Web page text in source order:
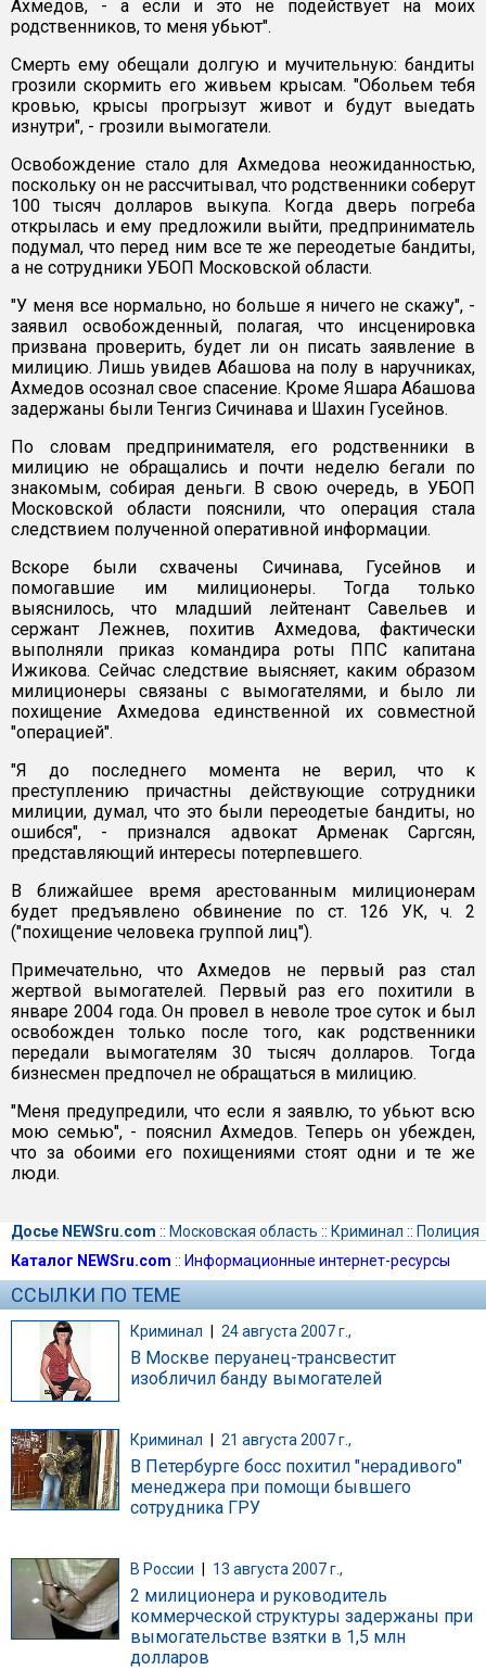
Ахмедов, - а если и это не подействует на моих
родственников, то меня убьют".
Смерть ему обещали долгую и мучительную: бандиты
грозили скормить его живьем крысам. "Обольем тебя
кровью, крысы прогрызут живот и будут выедать
изнутри", - грозили вымогатели.
Освобождение стало для Ахмедова неожиданностью,
поскольку он не рассчитывал, что родственники соберут
100 тысяч долларов выкупа. Когда дверь погреба
открылась и ему предложили выйти, предприниматель
подумал, что перед ним все те же переодетые бандиты,
а не сотрудники УБОП Московской области.
"У меня все нормально, но больше я ничего не скажу", -
заявил освобожденный, полагая, что инсценировка
призвана проверить, будет ли он писать заявление в
милицию. Лишь увидев Абашова на полу в наручниках,
Ахмедов осознал свое спасение. Кроме Яшара Абашова
задержаны были Тенгиз Сичинава и Шахин Гусейнов.
По словам предпринимателя, его родственники в
милицию не обращались и почти неделю бегали по
знакомым, собирая деньги. В свою очередь, в УБОП
Московской области пояснили, что операция стала
следствием полученной оперативной информации.
Вскоре были схвачены Сичинава, Гусейнов и
помогавшие им милиционеры. Тогда только
выяснилось, что младший лейтенант Савельев и
сержант Лежнев, похитив Ахмедова, фактически
выполняли приказ командира роты ППС капитана
Ижикова. Сейчас следствие выясняет, каким образом
милиционеры связаны с вымогателями, и было ли
похищение Ахмедова единственной их совместной
"операцией".
"Я до последнего момента не верил, что к
преступлению причастны действующие сотрудники
милиции, думал, что это были переодетые бандиты, но
ошибся", - признался адвокат Арменак Саргсян,
представляющий интересы потерпевшего.
В ближайшее время арестованным милиционерам
будет предъявлено обвинение по ст. 126 УК, ч. 2
("похищение человека группой лиц").
Примечательно, что Ахмедов не первый раз стал
жертвой вымогателей. Первый раз его похитили в
январе 2004 года. Он провел в неволе трое суток и был
освобожден только после того, как родственники
передали вымогателям 30 тысяч долларов. Тогда
бизнесмен предпочел не обращаться в милицию.
"Меня предупредили, что если я заявлю, то убьют всю
мою семью", - пояснил Ахмедов. Теперь он убежден,
что за обоими его похищениями стоят одни и те же
люди.
Досье NEWSru.com :: Московская область :: Криминал :: Полиция
Каталог NEWSru.com :: Информационные интернет-ресурсы
ССЫЛКИ ПО ТЕМЕ
Криминал | 24 августа 2007 г.,
В Москве перуанец-трансвестит
изобличил банду вымогателей
Криминал 21 августа 2007 г.,
В Петербурге босс похитил "нерадивого"
менеджера при помощи бывшего
сотрудника ГРУ
В России 13 августа 2007 г.,
2 милиционера и руководитель
коммерческой структуры задержаны при
вымогательстве взятки в 1,5 млн
долларов